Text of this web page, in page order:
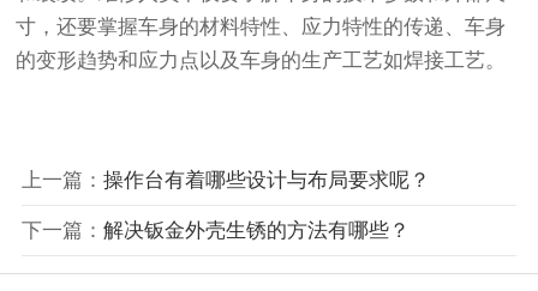
寸，还要掌握车身的材料特性、应力特性的传递、车身
的变形趋势和应力点以及车身的生产工艺如焊接工艺。
上一篇： 操作台有着哪些设计与布局要求呢？
下一篇： 解决钣金外壳生锈的方法有哪些？